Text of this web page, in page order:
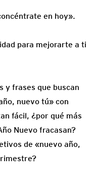
en hoy».
para mejorarte a ti
y frases que buscan
nuevo tú» con
fácil, ¿por qué más
Nuevo fracasan?
de «nuevo año,